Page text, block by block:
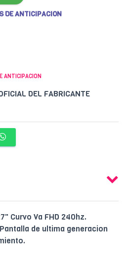
DE ANTICIPACION
ANTICIPACION
DEL FABRICANTE
Curvo Va FHD 240hz.
de ultima generacion